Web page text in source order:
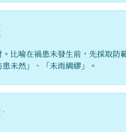
比喻在禍患未發生前，先採取防
未然」、「未雨綢繆」。
ˊ